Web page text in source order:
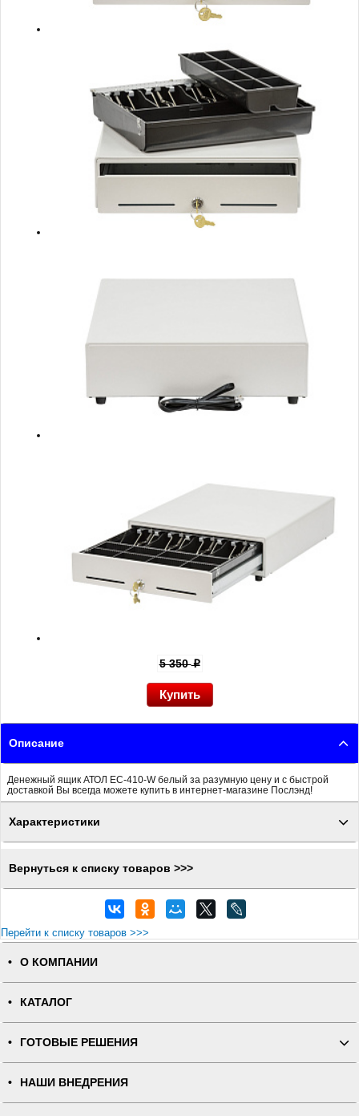
5 350p
Описание
Денежный ящик АТОЛ EC-410-W белый за разумную цену и с быстрой
доставкой Вы всегда можете купить в интернет-магазине Послэнд!
Характеристики
Вернуться к списку товаров >>>
Перейти к списку товаров >>>
О КОМПАНИИ
КАТАЛОГ
ГОТОВЫЕ РЕШЕНИЯ
НАШИ ВНЕДРЕНИЯ